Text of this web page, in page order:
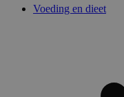
Voeding en dieet